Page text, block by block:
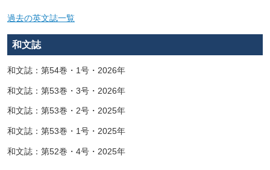
過去の英文誌一覧
和文誌
和文誌：第54巻・1号・2026年
和文誌：第53巻・3号・2026年
和文誌：第53巻・2号・2025年
和文誌：第53巻・1号・2025年
和文誌：第52巻・4号・2025年